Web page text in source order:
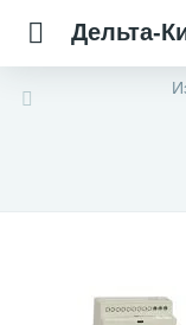
Дельта-